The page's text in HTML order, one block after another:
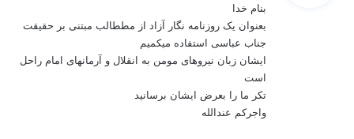
بنام خدا
بعنوان یک روزنامه نگار آزاد از مططالب مبتنی بر حقیقت
جناب عباسی استفاده میکمیم
ایشان زبان نیروهای مومن به انقلال و آرمانهای امام راحل
است
تکر ما را بعرض ایشان برسانید
واجرکم عندالله